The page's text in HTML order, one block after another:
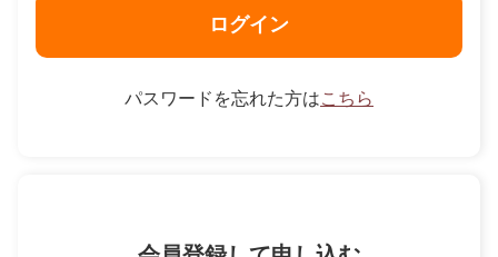
ログイン
パスワードを忘れた方はこちら